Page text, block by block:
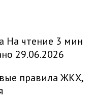
На чтение 3 мин
29.06.2026